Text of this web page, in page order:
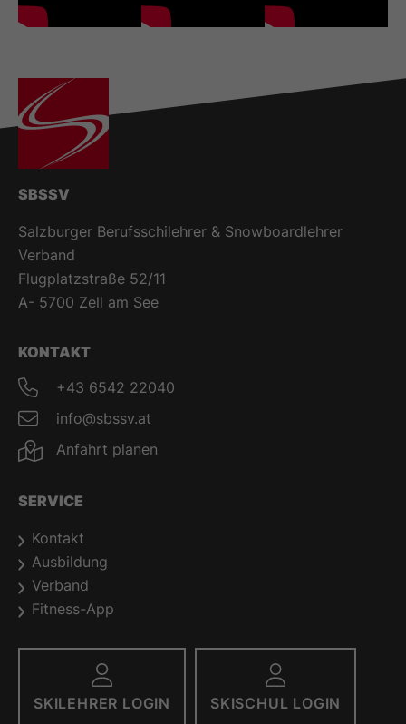
SBSSV
Salzburger Berufsschilehrer & Snowboardlehrer
Verband
Flugplatzstraße 52/11
A- 5700 Zell am See
KONTAKT
+43 6542 22040
info@sbssv.at
Anfahrt planen
SERVICE
Kontakt
Ausbildung
Verband
Fitness-App
SKILEHRER LOGIN SKISCHUL LOGIN